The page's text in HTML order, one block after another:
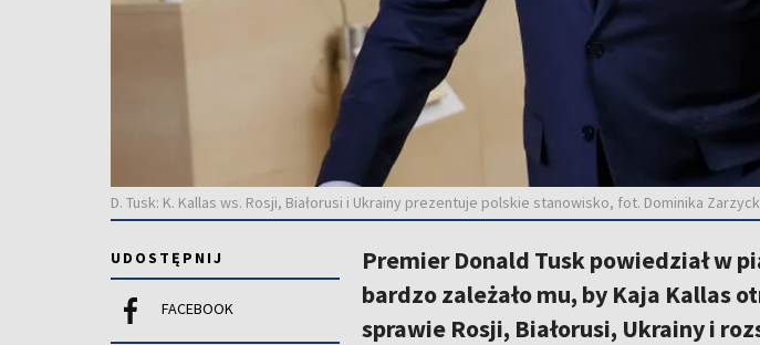
D. Tusk: K. Kallas ws. Rosji, Białorusi i Ukrainy prezentuje polskie stanowisko, fot. Dominika
UDOSTĘPNIJ
FACEBOOK
Premier Donald Tusk powiedział w
bardzo zależało mu, by Kaja Kallas
sprawie Rosji, Białorusi, Ukrainy i